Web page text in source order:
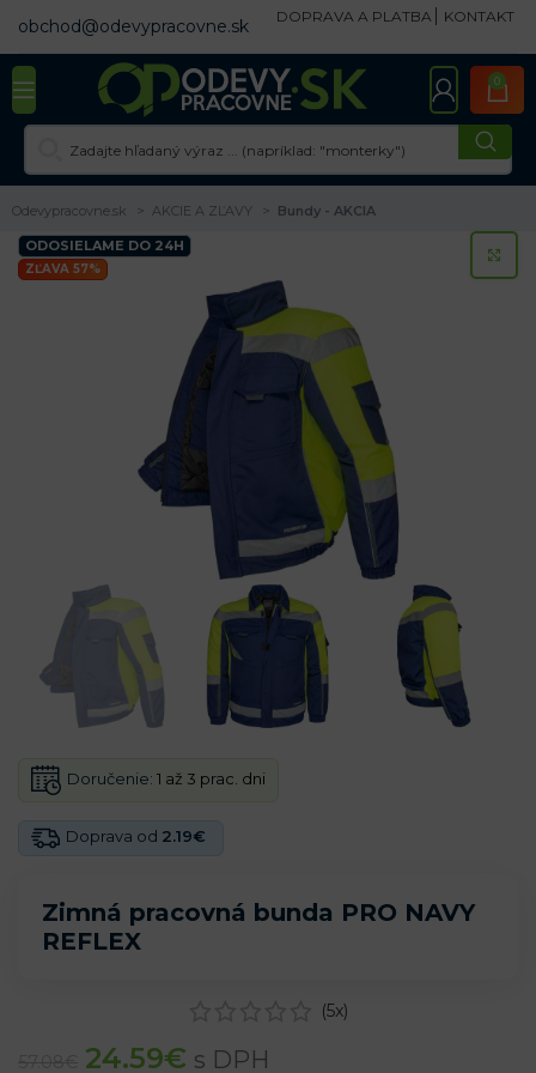
obchod@odevypracovne.sk DOPRAVA A PLATBA KONTAKT
0
Odevypracovne.sk AKCIE A ZĽAVY Bundy - AKCIA
ODOSIELAME DO 24H
ZĽAVA 57%
Zimná pracovná bunda PRO NAVY
REFLEX
Doprava od 2.19€
Doručenie: 1 až 3 prac. dni
(5x)
24.59€ s DPH